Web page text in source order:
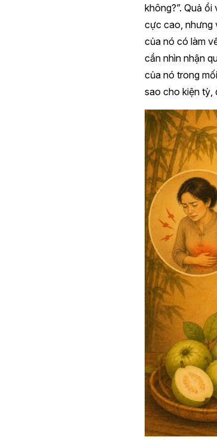
không?”. Quả
cực cao, nhưng
của nó có làm
cần nhìn nhận
của nó trong
sao cho kiện tỳ,